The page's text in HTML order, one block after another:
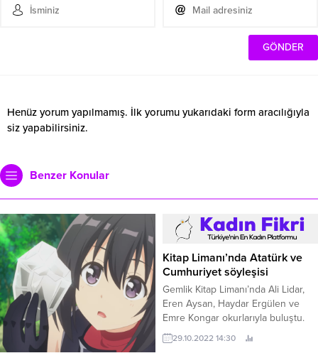
Henüz yorum yapılmamış. İlk yorumu yukarıdaki form aracılığıyla
siz yapabilirsiniz.
Benzer Konular
Kitap Limanı’nda Atatürk ve
Cumhuriyet söyleşisi
Gemlik Kitap Limanı’nda Ali Lidar,
Eren Aysan, Haydar Ergülen ve
Emre Kongar okurlarıyla buluştu.
29.10.2022 14:30